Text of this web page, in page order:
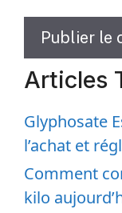
Articles
Glyphosate
l’achat et
Comment
kilo